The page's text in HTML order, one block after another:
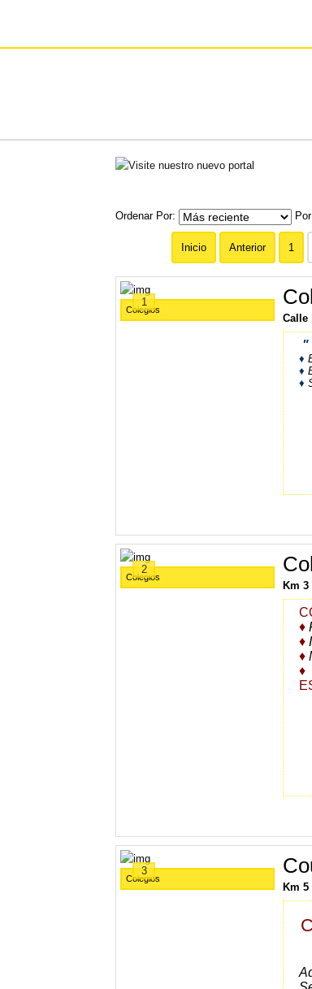
Ordenar Por
Inicio Anterior 1
1
Colegios
Calle
"
♦
♦
♦
2
Colegios
Km
♦
♦
♦
♦
3
Colegios
Km